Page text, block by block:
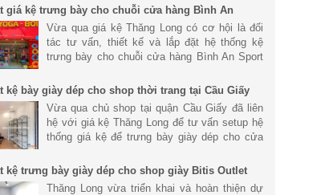
giá kệ trưng bày cho chuỗi cửa hàng Bình An
Tp. Hồ Chí Minh
Vừa qua giá kệ Thăng Long có cơ hội là đối
tác tư vấn, thiết kế và lắp đặt hệ thống kệ
trưng bày cho chuỗi cửa hàng Bình An Sport
kệ bày giày dép cho shop thời trang tại Cầu Giấy
Vừa qua chủ shop tại quận Cầu Giấy đã liên
hệ với giá kệ Thăng Long để tư vấn setup hệ
thống giá kệ để trưng bày giày dép cho cửa
đại và chuyên nghiệp nhất.
kệ trưng bày giày dép cho shop giày Bitis Outlet
Qúy ĐứcThăng Long vừa triển khai và hoàn thiện dự